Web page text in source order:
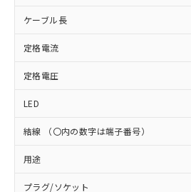
ケーブル長
定格電流
定格電圧
LED
結線 （〇内の数字は端子番号）
用途
プラグ/ソケット
以下の条件をお読みいただ
※1 対応状況
対応済み：EU RoHS指
非含有に対応した製品が提
対応予定：EU RoHS指令（
有に対応した製品に切り替
商品です。
対応予定なし：EU RoHS
非含有に非対応の商品で、